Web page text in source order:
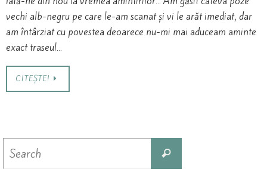
vechi alb-negru pe care le-am scanat și vi le arăt imediat, dar
am întârziat cu povestea deoarece nu-mi mai aduceam aminte
exact traseul…
CITEȘTE!
Search